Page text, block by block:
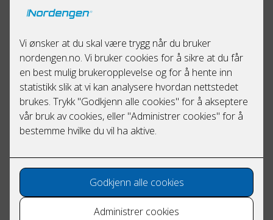
med en enkel kurs og strømkabel
delt infrastruktur, utvid når behovet
enkel oppskalering i sikringsskapet
Innebygget strømmåler gir nøyaktig forbruk,
felles garasje eller parkeringsplass kan
tildeles og betales av hver bruker.
komplett løsning for fakturering, drift og